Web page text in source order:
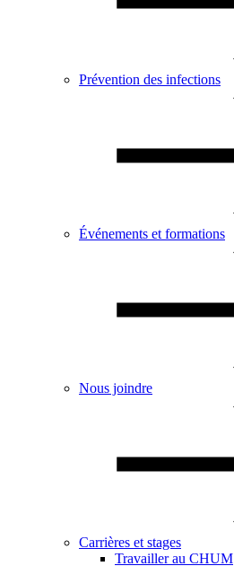
Prévention des infections
Événements et formations
Nous joindre
Carrières et stages
Travailler au CHUM